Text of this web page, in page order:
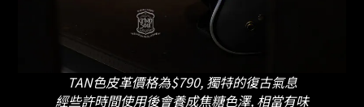
TAN色皮革價格為$790, 獨特的復古氣息
經些許時間使用後會養成焦糖色澤, 相當有味